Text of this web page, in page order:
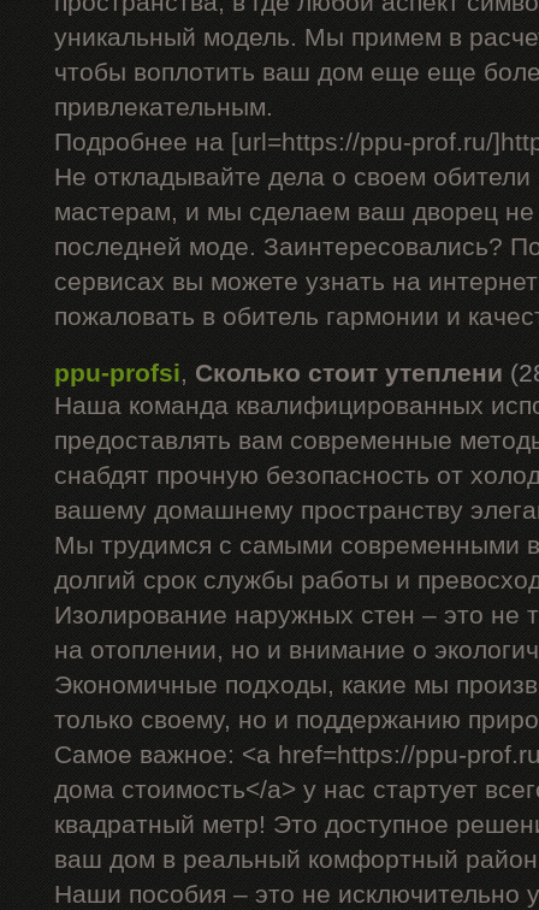
уникальный модель. Мы примем в
чтобы воплотить ваш дом еще еще
привлекательным.
Подробнее на [url=https://ppu-prof.ru/
Не откладывайте дела о своем
мастерам, и мы сделаем ваш дворец не
последней моде. Заинтересовались?
сервисах вы можете узнать на
пожаловать в обитель гармонии и
ppu-profsi, Сколько стоит утеплени
Наша команда квалифицированных
предоставлять вам современные
снабдят прочную безопасность от
вашему домашнему пространству
Мы трудимся с самыми современными
долгий срок службы работы и
Изолирование наружных стен – это не
на отоплении, но и внимание о
Экономичные подходы, какие мы
только своему, но и поддержанию
Самое важное: <a href=https://ppu-
дома стоимость</a> у нас стартует
квадратный метр! Это доступное
ваш дом в реальный комфортный
Наши пособия – это не исключительно